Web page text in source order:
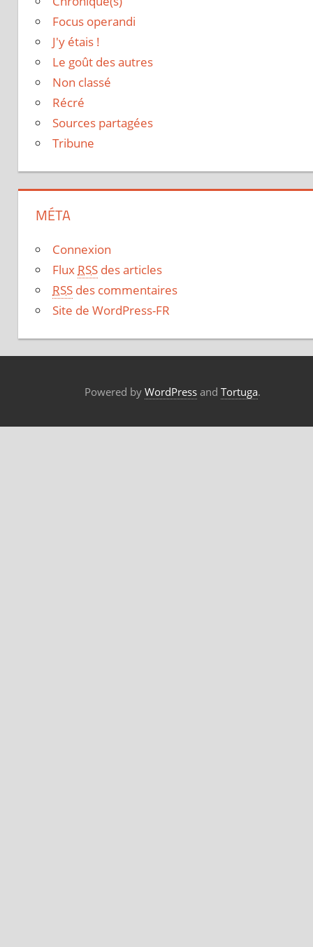
Focus operandi
J'y étais !
Le goût des autres
Non classé
Récré
Sources partagées
Tribune
MÉTA
Connexion
Flux RSS des articles
RSS des commentaires
Site de WordPress-FR
Powered by WordPressand Tortuga.